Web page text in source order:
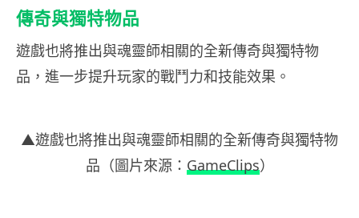
傳奇與獨特物品
遊戲也將推出與魂靈師相關的全新傳奇與獨特物
品，進一步提升玩家的戰鬥力和技能效果。
▲遊戲也將推出與魂靈師相關的全新傳奇與獨特物
品（圖片來源： GameClips）